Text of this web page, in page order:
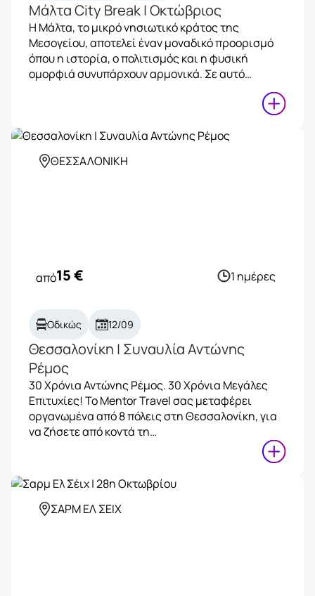
Μάλτα City Break | Οκτώβριος
Η Μάλτα, το μικρό νησιωτικό κράτος της
Μεσογείου, αποτελεί έναν μοναδικό προορισμό
όπου η ιστορία, ο πολιτισμός και η φυσική
ομορφιά συνυπάρχουν αρμονικά. Σε αυτό…
ΘΕΣΣΑΛΟΝΙΚΗ
1 ημέρες
από15€
Οδικώς 12/09
Θεσσαλονίκη | Συναυλία Αντώνης
Ρέμος
30 Χρόνια Αντώνης Ρέμος. 30 Χρόνια Μεγάλες
Επιτυχίες! Το Mentor Travel σας μεταφέρει
οργανωμένα από 8 πόλεις στη Θεσσαλονίκη, για
να ζήσετε από κοντά τη…
ΣΑΡΜ ΕΛ ΣΕΙΧ